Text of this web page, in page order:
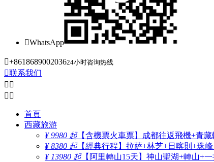
WhatsApp
+861868900203624小时咨询热线
联系我们
 
 
首頁
西藏旅游
¥ 9980 起【含機票火車票】成都往返飛機+青
¥ 8380 起【經典行程】拉萨+林芝+日喀則+珠
¥ 13980 起【阿里轉山15天】神山聖湖+轉山+